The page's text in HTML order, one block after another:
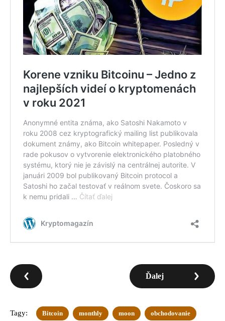
Ďalej
Tagy: Bitcoin monthly moon obchodovanie